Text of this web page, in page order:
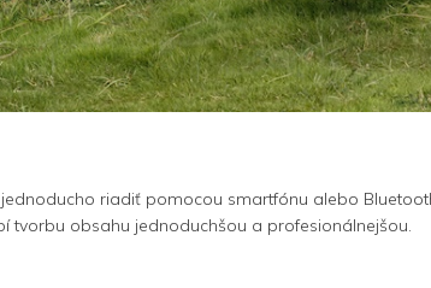
riadiť pomocou smartfónu alebo
tvorbu obsahu jednoduchšou a profesionálnejšou.